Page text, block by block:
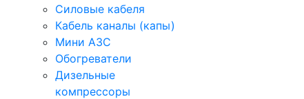
Силовые кабеля
Кабель каналы (капы)
Мини АЗС
Обогреватели
Дизельные
компрессоры